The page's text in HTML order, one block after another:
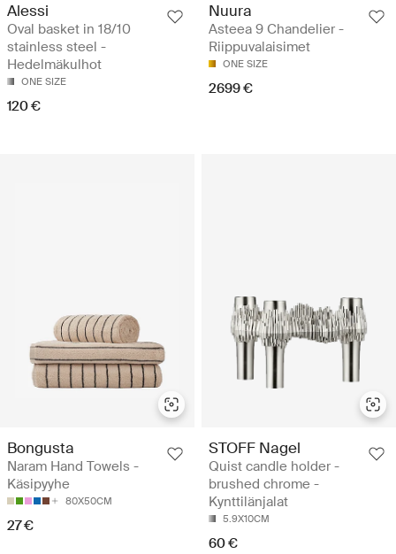
Alessi
Oval basket in 18/10
stainless steel -
Hedelmäkulhot
ONE SIZE
120 €
Nuura
Asteea 9 Chandelier -
Riippuvalaisimet
ONE SIZE
2699 €
Bongusta
Naram Hand Towels -
Käsipyyhe
80X50CM
27 €
STOFF Nagel
Quist candle holder -
brushed chrome -
Kynttilänjalat
5.9X10CM
60 €